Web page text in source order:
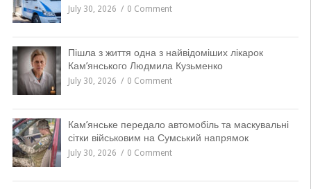
July 30, 2026 0 Comment
Пішла з життя одна з найвідоміших лікарок
Кам’янського Людмила Кузьменко
July 30, 2026 0 Comment
Кам’янське передало автомобіль та маскувальні
сітки військовим на Сумський напрямок
July 30, 2026 0 Comment